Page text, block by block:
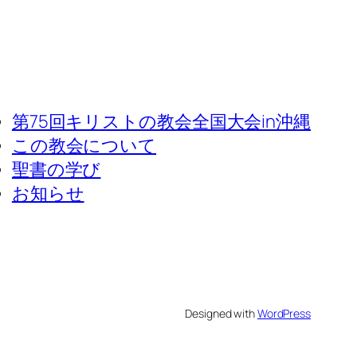
第75回キリストの教会全国大会in沖縄
この教会について
聖書の学び
お知らせ
Designed withWordPress